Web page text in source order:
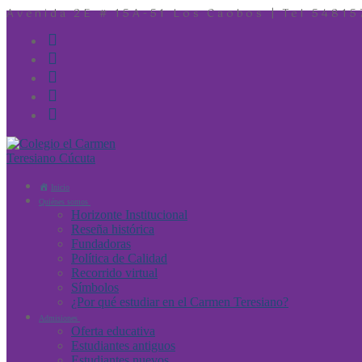
Avenida 2E # 15A-51 Los Caobos | Tel
Inicio
Quiénes somos
Horizonte Institucional
Reseña histórica
Fundadoras
Política de Calidad
Recorrido virtual
Símbolos
¿Por qué estudiar en el Carmen Teresiano?
Admisiones
Oferta educativa
Estudiantes antiguos